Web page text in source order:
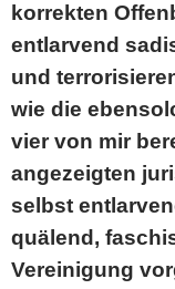
korrekten
entlarvend
und
wie die
vier von mir
angezeigten
selbst
quälend,
Vereinigung